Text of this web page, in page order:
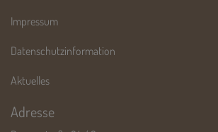
Impressum
Datenschutzinformation
Aktuelles
Adresse